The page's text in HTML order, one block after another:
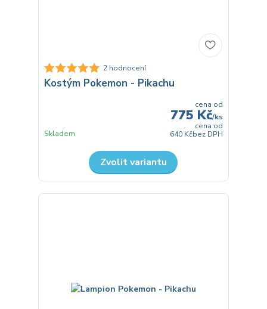
2 hodnocení
Kostým Pokemon - Pikachu
cena od
775 Kč/ks
cena od
640 Kčbez DPH
Skladem
Zvolit variantu